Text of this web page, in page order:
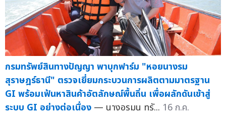
กรมทรัพย์สินทางปัญญา พาบุกฟาร์ม "หอยนางรม
สุราษฎร์ธานี" ตรวจเยี่ยมกระบวนการผลิตตามมาตรฐาน
GI พร้อมเฟ้นหาสินค้าอัตลักษณ์พื้นถิ่น เพื่อผลักดันเข้าสู่
ระบบ GI อย่างต่อเนื่อง — นางอรมน ทรั... 16 ก.ค.